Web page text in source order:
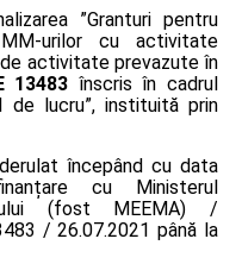
”Granturi pentru
urilor cu activitate
activitate prevazute în
13483 înscris în cadrul
de lucru”, instituită prin
începând cu data
cu Ministerul
(fost MEEMA) /
/ 26.07.2021 până la